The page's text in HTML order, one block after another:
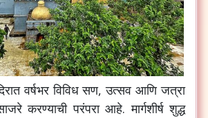
वर्षभर विविध सण, उत्सव आणि जत्रा
करण्याची परंपरा आहे. मार्गशीर्ष शुद्ध